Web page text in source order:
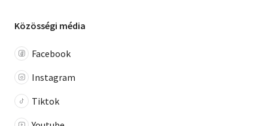
Közösségi média
Facebook
Instagram
Tiktok